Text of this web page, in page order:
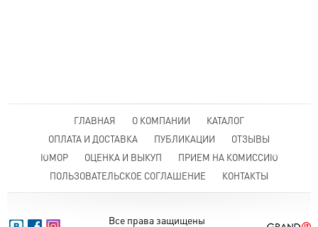
ГЛАВНАЯ О КОМПАНИИ
КАТАЛОГ
ОПЛАТА И ДОСТАВКА
ПУБЛИКАЦИИ
ОТЗЫВЫ
ЮМОР
ОЦЕНКА И ВЫКУП
ПРИЕМ НА КОМИССИЮ
ПОЛЬЗОВАТЕЛЬСКОЕ СОГЛАШЕНИЕ
КОНТАКТЫ
Все права защищены